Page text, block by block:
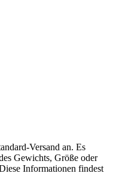
Versand an. Es
Gewichts, Größe oder
Informationen findest